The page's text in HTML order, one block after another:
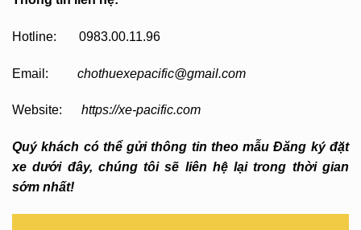
Hotline: 0983.00.11.96
Email: chothuexepacific@gmail.com
Website: https://xe-pacific.com
Quý khách có thể gửi thông tin theo mẫu Đăng ký đặt
xe dưới đây, chúng tôi sẽ liên hệ lại trong thời gian
sớm nhất!